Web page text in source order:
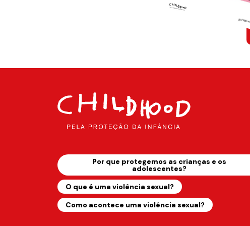
Por que protegemos as crianças e os
adolescentes?
O que é uma violência sexual?
Como acontece uma violência sexual?